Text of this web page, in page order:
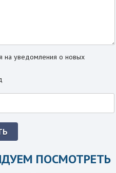
на уведомления о новых
ПОСМОТРЕТЬ